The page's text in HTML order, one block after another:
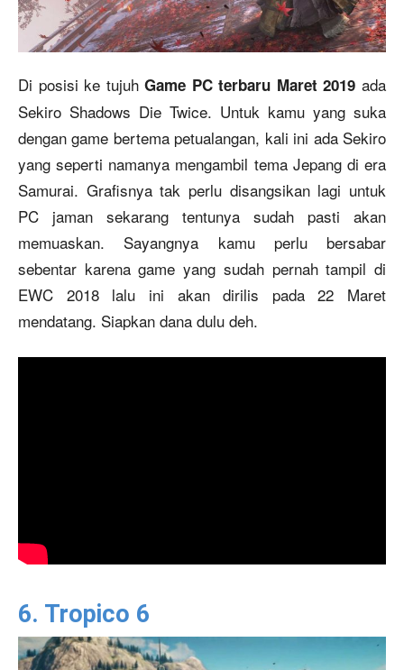
Di posisi ke tujuhGame PC terbaru Maret 2019ada
Sekiro Shadows Die Twice. Untuk kamu yang suka
dengan game bertema petualangan, kali ini ada Sekiro
yang seperti namanya mengambil tema Jepang di era
Samurai. Grafisnya tak perlu disangsikan lagi untuk
PC jaman sekarang tentunya sudah pasti akan
memuaskan. Sayangnya kamu perlu bersabar
sebentar karena game yang sudah pernah tampil di
EWC 2018 lalu ini akan dirilis pada 22 Maret
mendatang. Siapkan dana dulu deh.
6. Tropico 6